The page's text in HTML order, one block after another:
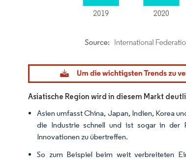
Bild © Mordor Intelligence. Wiederverwendung erfordert
Asiatische Region wird in diesem Markt
Asien umfasst China, Japan, Indien, Korea
die Industrie schnell und ist sogar in der
Innovationen zu übertreffen.
So zum Beispiel beim weit verbreiteten